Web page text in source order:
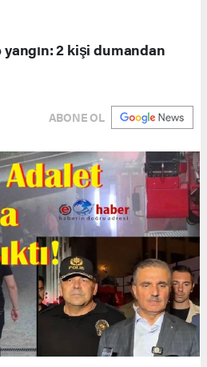
2 kişi dumandan
ABONE OL